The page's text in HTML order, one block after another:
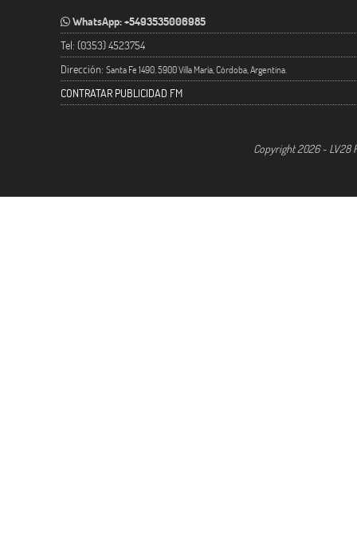
WhatsApp: +5493535006985
Tel: (0353) 4523754
Dirección: Santa Fe 1490. 5900 Villa María, Córdoba, Argentina.
CONTRATAR PUBLICIDAD FM
Copyright 2026 - LV28